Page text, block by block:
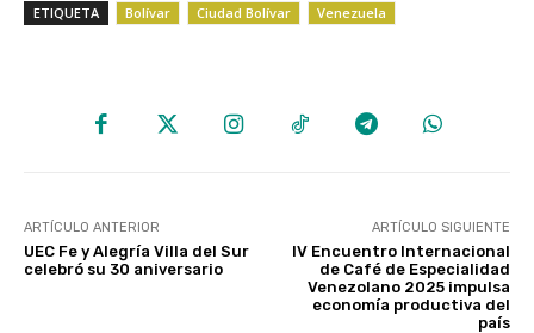
ETIQUETA Bolívar Ciudad Bolívar Venezuela
ARTÍCULO ANTERIOR
UEC Fe y Alegría Villa del Sur
celebró su 30 aniversario
ARTÍCULO SIGUIENTE
IV Encuentro Internacional
de Café de Especialidad
Venezolano 2025 impulsa
economía productiva del
país